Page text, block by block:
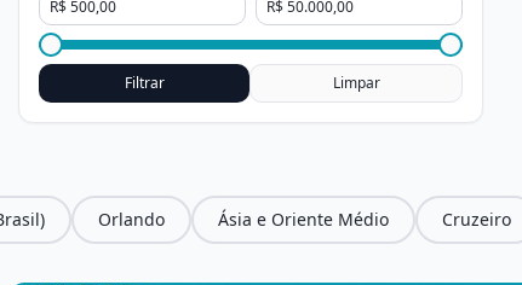
Filtrar Limpar
Orlando Ásia e Oriente Médio Cruzeiro